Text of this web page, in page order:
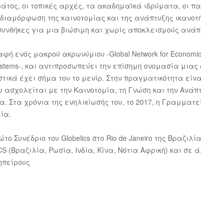
οι τοπικές αρχές, τα ακαδημαϊκά ιδρύματα, οι
διαμόρφωση της καινοτομίας και της ανάπτυξης
για μια βιώσιμη και χωρίς αποκλεισμούς
ενός μακρού ακρωνύμιου -Global Network for
, και αντιπροσωπεύει την επίσημη ονομασία μιας
έχει σήμα του το μενίρ. Στην πραγματικότητα
με την Καινοτομία, τη Γνώση και την
Στα χρόνια της ενηλικίωσής του, το 2017, η
Συνέδριο του Globelics στο Rio de Janeiro της
(Βραζιλία, Ρωσία, Ινδία, Κίνα, Νότια Αφρική) και σε